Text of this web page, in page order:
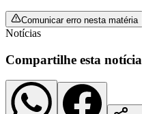
Comunicar erro nesta matéria
Notícias
Compartilhe esta notícia